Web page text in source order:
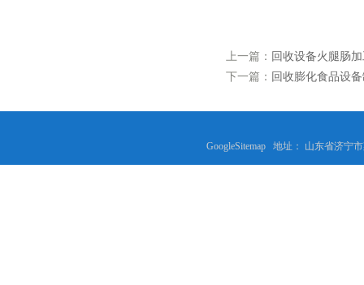
上一篇： 回收设备火腿肠
下一篇： 回收膨化食品设
GoogleSitemap 地址： 山东省济宁